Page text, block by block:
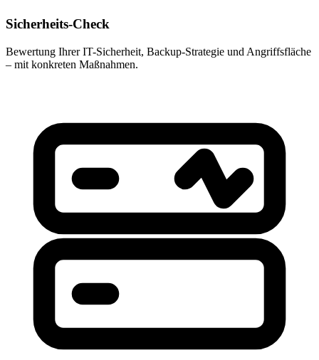
Sicherheits-Check
Bewertung Ihrer IT-Sicherheit, Backup-Strategie und Angriffsfläche
– mit konkreten Maßnahmen.